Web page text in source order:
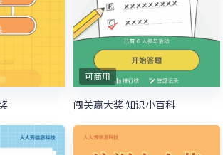
可商用
闯关赢大奖 知识小百科